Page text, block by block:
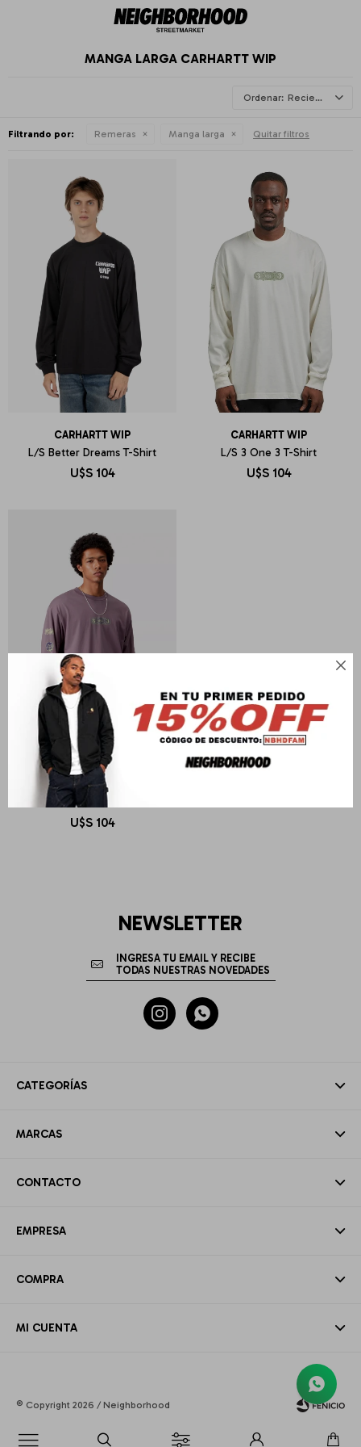


MANGA LARGA CARHARTT WIP
Recientes
Filtrando por: Remeras Manga larga Quitar filtros
CARHARTT WIP
L/S Better Dreams T-Shirt
U$S 104
CARHARTT WIP
L/S 3 One 3 T-Shirt
U$S 104
CARHARTT WIP
L/S 3 One 3 T-Shirt
U$S 104
CATEGORÍAS
MARCAS
CONTACTO
EMPRESA
COMPRA
MI CUENTA
NEWSLETTER
 
© Copyright 2026 / Neighborhood